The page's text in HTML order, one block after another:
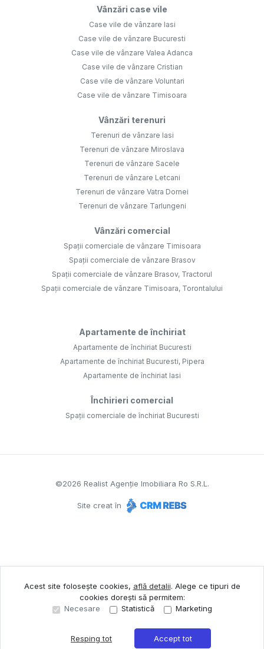
Vânzări case vile
Case vile de vânzare Iasi
Case vile de vânzare Bucuresti
Case vile de vânzare Valea Adanca
Case vile de vânzare Cristian
Case vile de vânzare Voluntari
Case vile de vânzare Timisoara
Vânzări terenuri
Terenuri de vânzare Iasi
Terenuri de vânzare Miroslava
Terenuri de vânzare Sacele
Terenuri de vânzare Letcani
Terenuri de vânzare Vatra Dornei
Terenuri de vânzare Tarlungeni
Vânzări comercial
Spații comerciale de vânzare Timisoara
Spații comerciale de vânzare Brasov
Spații comerciale de vânzare Brasov, Tractorul
Spații comerciale de vânzare Timisoara, Torontalului
Apartamente de închiriat
Apartamente de închiriat Bucuresti
Apartamente de închiriat Bucuresti, Pipera
Apartamente de închiriat Iasi
Închirieri comercial
Spații comerciale de închiriat Bucuresti
©2026 Realist Agenție Imobiliara Ro S.R.L.
Site creat în
Acest site folosește cookies, află detalii. Alege ce tipuri de
cookies dorești să permitem:
Necesare
Statistică Marketing
Resping tot Accept tot